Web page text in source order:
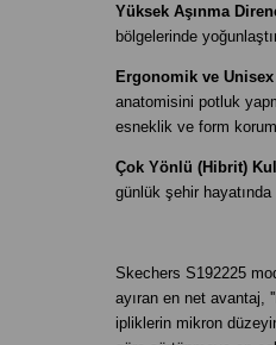
Yüksek Aşınma
bölgelerinde
Ergonomik ve Unisex
anatomisini potluk
esneklik ve form
Çok Yönlü (Hibrit)
günlük şehir
Skechers S192225
ayıran en net avantaj,
ipliklerin mikron